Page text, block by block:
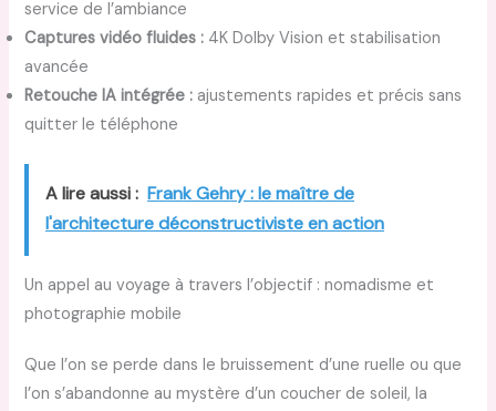
service de l’ambiance
Captures vidéo fluides : 4K Dolby Vision et stabilisation
avancée
Retouche IA intégrée : ajustements rapides et précis sans
quitter le téléphone
A lire aussi : Frank Gehry : le maître de
l'architecture déconstructiviste en action
Un appel au voyage à travers l’objectif : nomadisme et
photographie mobile
Que l’on se perde dans le bruissement d’une ruelle ou que
l’on s’abandonne au mystère d’un coucher de soleil, la